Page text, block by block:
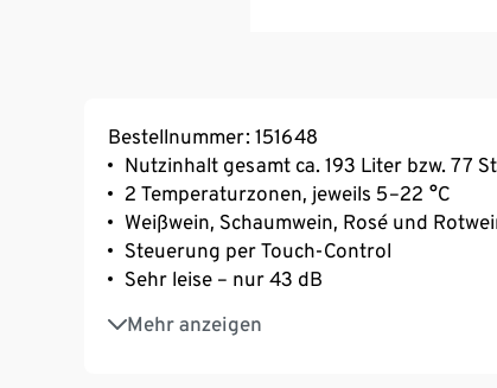
Bestellnummer: 151648
Nutzinhalt gesamt ca. 193 Liter bzw. 77
2 Temperaturzonen, jeweils 5–22 °C
Weißwein, Schaumwein, Rosé und
Steuerung per Touch-Control
Sehr leise – nur 43 dB
Mehr anzeigen
Doppelverglaste Tür mit modernem
Mit hochwertigem Metallstangen-Griff